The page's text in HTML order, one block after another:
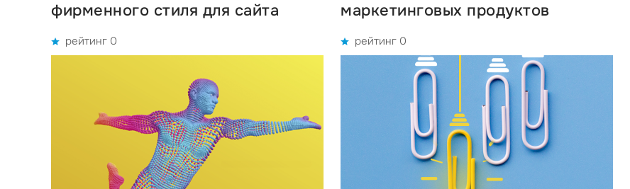
фирменного стиля для сайта
рейтинг 0
маркетинговых продуктов
рейтинг 0